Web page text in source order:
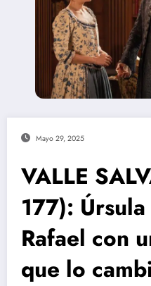
Mayo 29, 2025
VALLE
177):
Rafael con
que lo